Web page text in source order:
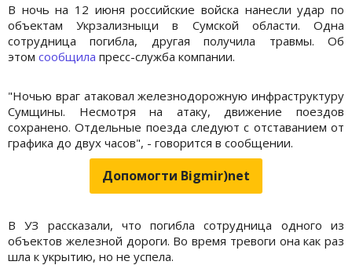
В ночь на 12 июня российские войска нанесли удар по
объектам Укрзализныци в Сумской области. Одна
сотрудница погибла, другая получила травмы. Об
этом сообщила пресс-служба компании.
"Ночью враг атаковал железнодорожную инфраструктуру
Сумщины. Несмотря на атаку, движение поездов
сохранено. Отдельные поезда следуют с отставанием от
графика до двух часов", - говорится в сообщении.
Допомогти Bigmir)net
В УЗ рассказали, что погибла сотрудница одного из
объектов железной дороги. Во время тревоги она как раз
шла к укрытию, но не успела.